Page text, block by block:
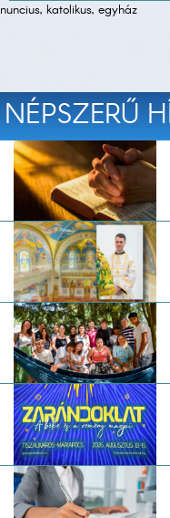
nuncius, katolikus, egyház
NÉPSZERŰ